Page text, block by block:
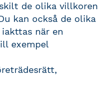
de olika villkoren
kan också de olika
när en
exempel